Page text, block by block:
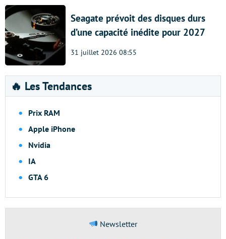
Seagate prévoit des disques durs
d’une capacité inédite pour 2027
31 juillet 2026 08:55
🔥 Les Tendances
Prix RAM
Apple iPhone
Nvidia
IA
GTA 6
Newsletter